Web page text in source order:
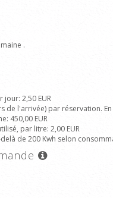
.
jour: 2,50 EUR
de l'arrivée) par réservation.
: 450,00 EUR
par litre: 2,00 EUR
de 200 Kwh selon